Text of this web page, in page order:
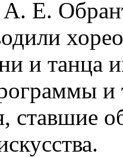
Е.
и танца
и
ставшие